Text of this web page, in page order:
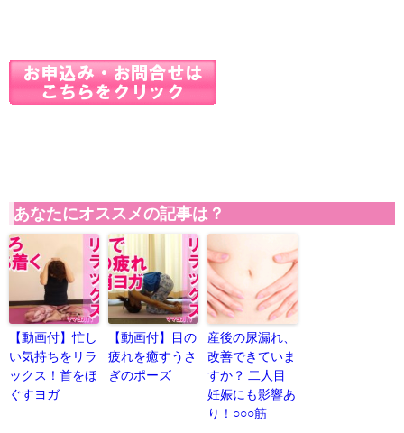
あなたにオススメの記事は？
【動画付】忙し
い気持ちをリラ
ックス！首をほ
ぐすヨガ
【動画付】目の
疲れを癒すうさ
ぎのポーズ
産後の尿漏れ、
改善できていま
すか？ 二人目
妊娠にも影響あ
り！○○○筋